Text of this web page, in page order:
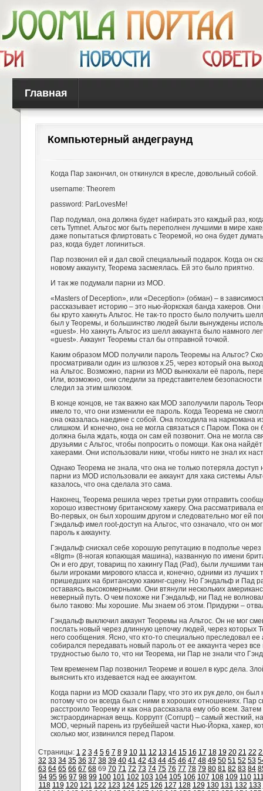
Главная
Компьютерный андеграунд
Когда Пар закончил, он откинулся в кресле, довольный собой.
username: Theorem
password: ParLovesMe!
Пар подумал, она должна будет набирать это каждый раз,
сеть Tymnet. Альтос мог быть переполнен лучшими в мире
даже попытаться флиртовать с Теоремой, но она будет
раз, когда будет логиниться.
Пар позвонил ей и дал свой специальный подарок. Когда он
новому аккаунту, Теорема засмеялась. Ей это было приятно.
И так же подумали парни из MOD.
«Masters of Deception», или «Deception» (обман) – в
рассказывает историю – это нью-йоркская банда хакеров.
бы круто хакнуть Альтос. Не так-то просто было получить
был у Теоремы, и большинство людей были вынуждены
«guest». Но хакнуть Альтос из шелл аккаунта было намного
«guest». Аккаунт Теоремы стал бы отправной точкой.
Каким образом MOD получили пароль Теоремы на Альтос?
просматривали один из шлюзов х.25, через который она
на Альтос. Возможно, парни из MOD вынюхали её пароль,
Или, возможно, они следили за представителем
следил за этим шлюзом.
В конце концов, не так важно как MOD заполучили пароль
имело то, что они изменили ее пароль. Когда Теорема не
она оказалась наедине с собой. Она походила на наркомана
слишком. И конечно, она не могла связаться с Паром. Пока он
должна была ждать, когда он сам ей позвонит. Она не могла
друзьями с Альтос, чтобы попросить о помощи. Как она
хакерами. Они использовали ники, чтобы никто не знал их
Однако Теорема не знала, что она не только потеряла доступ
парни из MOD использовали ее аккаунт для хака системы
казалось, что она сделала это сама.
Наконец, Теорема решила через третьи руки отправить
хорошо известному британскому хакеру. Она рассматривала
Во-первых, он был хорошим другом и следовательно мог ей
Гэндальф имел root-доступ на Альтос, что означало, что он
пароль к аккаунту.
Гэндальф снискал себе хорошую репутацию в подполье через
«8lgm» (8-ногая копающая машина), названную по имени
Он и его друг, товарищ по хакингу Пад (Pad), были лучшими
были игроками мирового класса и, конечно, одними из лучших
пришедших на британскую хакинг-сцену. Но Гэндальф и Пад
оставаясь высокомерными. Они втянули нескольких
неверный путь. О чем похоже ни Гэндальф, ни Пад не
было таково: Мы хорошие. Мы знаем об этом. Придурки –
Гэндальф выключил аккаунт Теоремы на Альтос. Он не мог
послать новый через длинную цепочку людей, через которых
него сообщения. Ясно, что кто-то специально преследовал ее
собирался передавать новый пароль от ее аккаунта через
трудностью было то, что ни Теорема, ни Пар не знали что
Тем временем Пар позвонил Теореме и вошел в курс дела.
выяснить кто издевается над ее аккаунтом.
Когда парни из MOD сказали Пару, что это их рук дело, он был
потому что он всегда был с ними в хороших отношениях. Пар
расстроило Теорему и как она рассказала ему обо всем. Затем
экстраординарная вещь. Коррупт (Corrupt) – самый жесткий,
MOD, черный парень из грубейшей части Нью-Йорка, хакер,
сколько мог, извинился перед Паром.
Страницы: 1 2 3 4 5 6 7 8 9 10 11 12 13 14 15 16 17 18 19 20 21 22
32 33 34 35 36 37 38 39 40 41 42 43 44 45 46 47 48 49 50 51 52 53
63 64 65 66 67 68 69 70 71 72 73 74 75 76 77 78 79 80 81 82 83 84
94 95 96 97 98 99 100 101 102 103 104 105 106 107 108 109 110
118 119 120 121 122 123 124 125 126 127 128 129 130 131 132 133